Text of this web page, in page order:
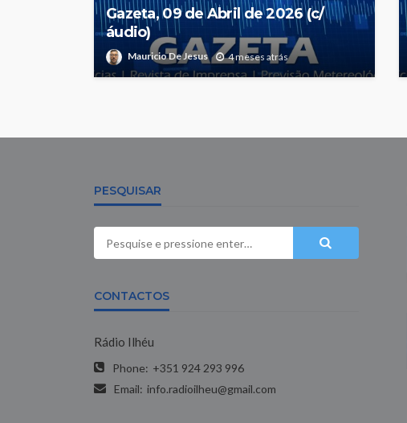
Gazeta, 09 de Abril de 2026 (c/
áudio)
Mauricio De Jesus 4 meses atrás
PESQUISAR
CONTACTOS
Rádio Ilhéu
Phone: +351 924 293 996
Email: info.radioilheu@gmail.com